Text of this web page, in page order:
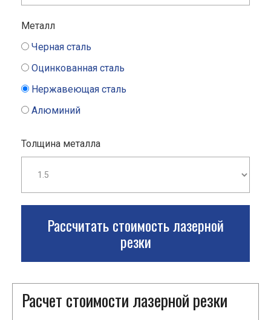
Металл
Черная сталь
Оцинкованная сталь
Нержавеющая сталь
Алюминий
Толщина металла
Рассчитать стоимость лазерной
резки
Расчет стоимости лазерной резки